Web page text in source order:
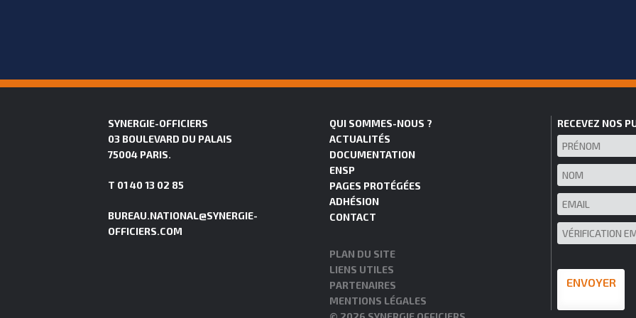
SYNERGIE-OFFICIERS
03 BOULEVARD DU PALAIS
75004 PARIS.
T 01 40 13 02 85
BUREAU.NATIONAL@SYNERGIE-
OFFICIERS.COM
QUI SOMMES-NOUS ?
ACTUALITÉS
DOCUMENTATION
ENSP
PAGES PROTÉGÉES
ADHÉSION
CONTACT
PLAN DU SITE
LIENS UTILES
PARTENAIRES
MENTIONS LÉGALES
RECEVEZ NOS